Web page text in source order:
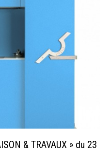
& TRAVAUX » du 23